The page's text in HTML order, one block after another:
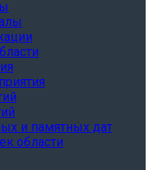
и памятных дат
области